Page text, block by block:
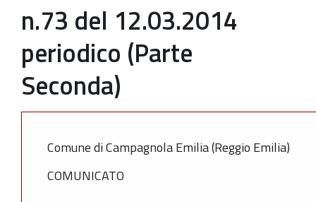
n.73 del 12.03.2014
periodico (Parte
Seconda)
Comune di Campagnola Emilia (Reggio Emilia)
COMUNICATO